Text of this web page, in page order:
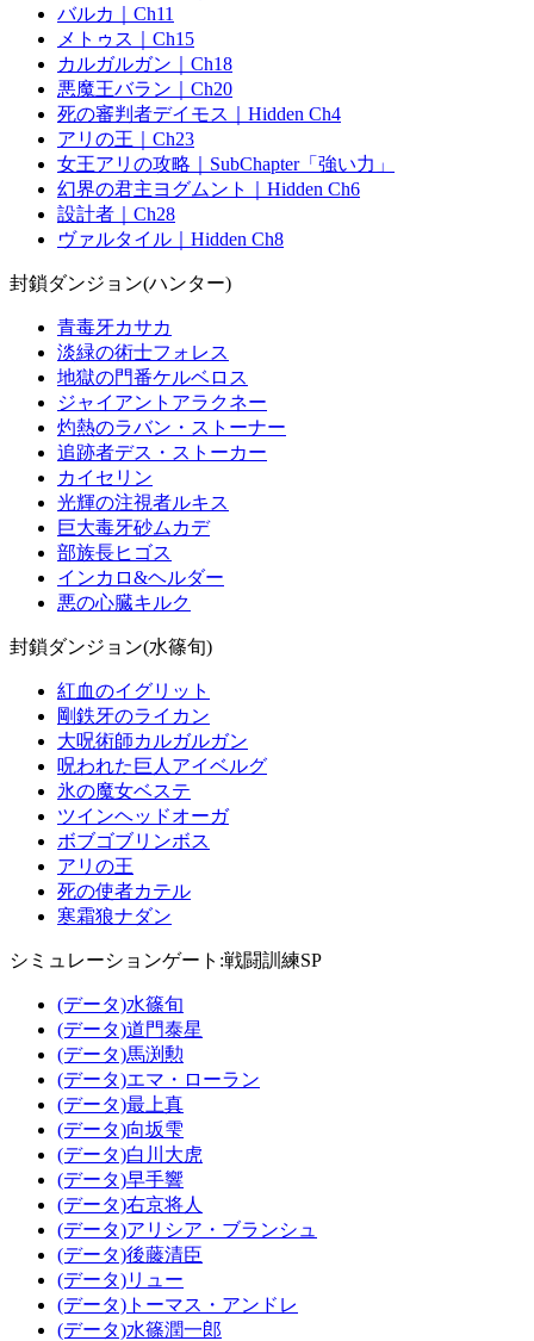
バルカ｜Ch11
メトゥス｜Ch15
カルガルガン｜Ch18
悪魔王バラン｜Ch20
死の審判者デイモス｜Hidden Ch4
アリの王｜Ch23
女王アリの攻略｜SubChapter「強い力」
幻界の君主ヨグムント｜Hidden Ch6
設計者｜Ch28
ヴァルタイル｜Hidden Ch8
封鎖ダンジョン(ハンター)
青毒牙カサカ
淡緑の術士フォレス
地獄の門番ケルベロス
ジャイアントアラクネー
灼熱のラバン・ストーナー
追跡者デス・ストーカー
カイセリン
光輝の注視者ルキス
巨大毒牙砂ムカデ
部族長ヒゴス
インカロ&ヘルダー
悪の心臓キルク
封鎖ダンジョン(水篠旬)
紅血のイグリット
剛鉄牙のライカン
大呪術師カルガルガン
呪われた巨人アイベルグ
氷の魔女ベステ
ツインヘッドオーガ
ボブゴブリンボス
アリの王
死の使者カテル
寒霜狼ナダン
シミュレーションゲート:戦闘訓練SP
(データ)水篠旬
(データ)道門泰星
(データ)馬渕勲
(データ)エマ・ローラン
(データ)最上真
(データ)向坂雫
(データ)白川大虎
(データ)早手響
(データ)右京将人
(データ)アリシア・ブランシュ
(データ)後藤清臣
(データ)リュー
(データ)トーマス・アンドレ
(データ)水篠潤一郎